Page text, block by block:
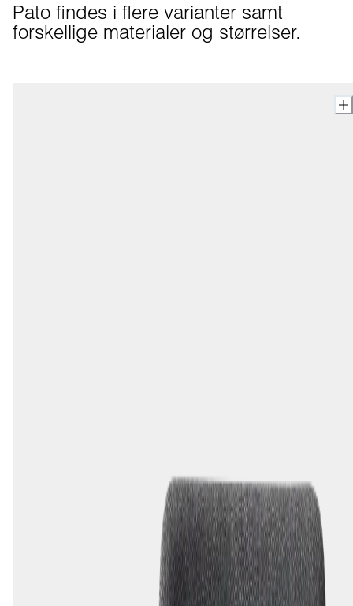
Pato findes i flere varianter samt
forskellige materialer og størrelser.